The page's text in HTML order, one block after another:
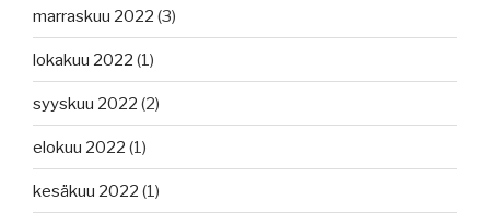
marraskuu 2022 (3)
lokakuu 2022 (1)
syyskuu 2022 (2)
elokuu 2022 (1)
kesäkuu 2022 (1)